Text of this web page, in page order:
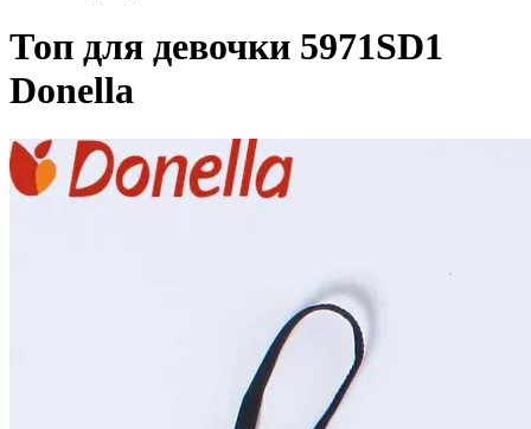
Топ для девочки 5971SD1
Donella